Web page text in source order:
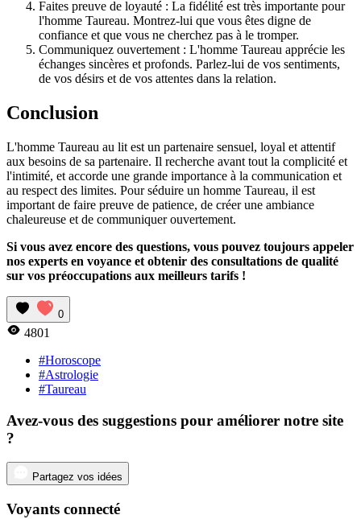
Faites preuve de loyauté : La fidélité est très importante pour
l'homme Taureau. Montrez-lui que vous êtes digne de
confiance et que vous ne cherchez pas à le tromper.
Communiquez ouvertement : L'homme Taureau apprécie les
échanges sincères et profonds. Parlez-lui de vos sentiments,
de vos désirs et de vos attentes dans la relation.
Conclusion
L'homme Taureau au lit est un partenaire sensuel, loyal et attentif
aux besoins de sa partenaire. Il recherche avant tout la complicité et
l'intimité, et accorde une grande importance à la communication et
au respect des limites. Pour séduire un homme Taureau, il est
important de faire preuve de patience, de créer une ambiance
chaleureuse et de communiquer ouvertement.
Si vous avez encore des questions, vous pouvez toujours appeler
nos experts en voyance et obtenir des consultations de qualité
sur vos préoccupations aux meilleurs tarifs !
0
4801
#Horoscope
#Astrologie
#Taureau
Avez-vous des suggestions pour améliorer notre site
?
Partagez vos idées
Voyants connecté